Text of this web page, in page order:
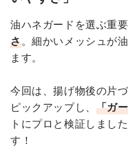
油ハネガードを選ぶ重
さ。細かいメッシュが
ます。
今回は、揚げ物後の片
ピックアップし、 「ガ
トにプロと検証しまし
す！